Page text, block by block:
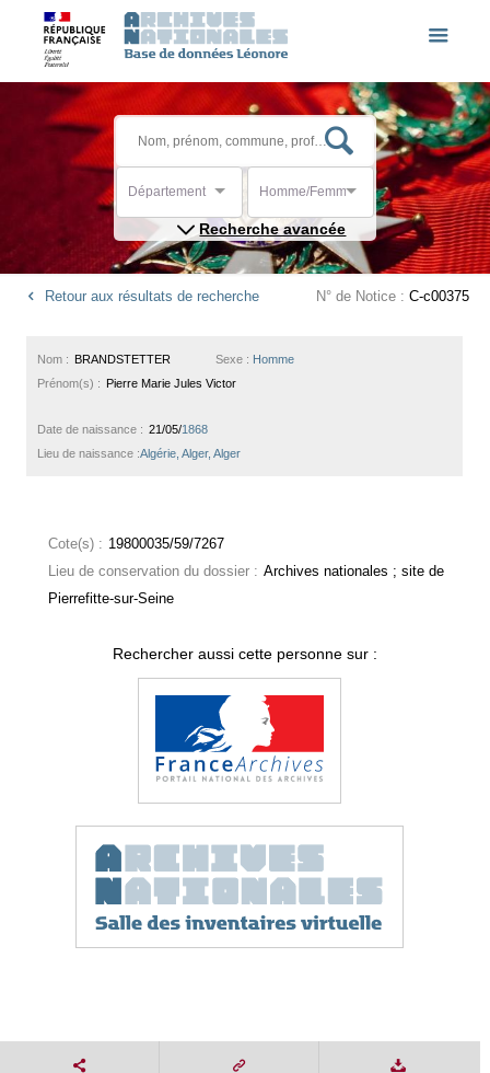
Département Homme/Femme
Recherche avancée
Retour aux résultats de recherche N° de Notice : C-c00375
Sexe : Homme
Nom : BRANDSTETTER
Prénom(s) : Pierre Marie Jules Victor
Date de naissance : 21/05/1868
Lieu de naissance :Algérie, Alger, Alger
Cote(s) : 19800035/59/7267
Lieu de conservation du dossier : Archives nationales ; site de
Pierrefitte-sur-Seine
Rechercher aussi cette personne sur :